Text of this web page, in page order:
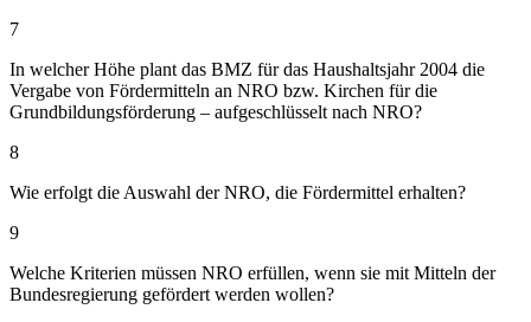
7
In welcher Höhe plant das BMZ für das Haushaltsjahr 2004 die
Vergabe von Fördermitteln an NRO bzw. Kirchen für die
Grundbildungsförderung – aufgeschlüsselt nach NRO?
8
Wie erfolgt die Auswahl der NRO, die Fördermittel erhalten?
9
Welche Kriterien müssen NRO erfüllen, wenn sie mit Mitteln der
Bundesregierung gefördert werden wollen?